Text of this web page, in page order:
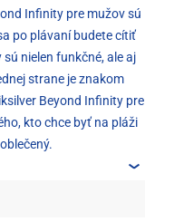
Infinity pre mužov sú
po plávaní budete cítiť
nielen funkčné, ale aj
strane je znakom
Beyond Infinity pre
kto chce byť na pláži